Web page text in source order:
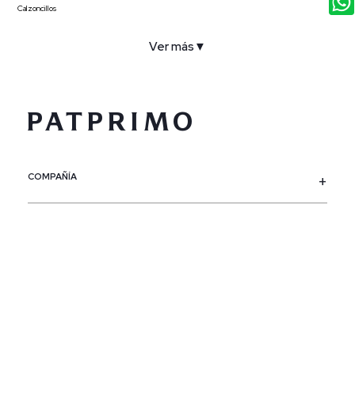
Calzoncillos
Ver más ▼
COMPAÑÍA